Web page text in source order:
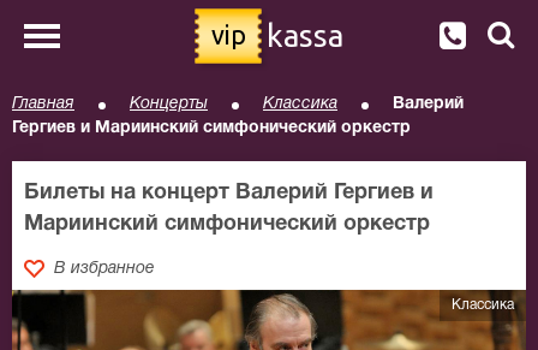
vip kassa
Главная Концерты Классика
Валерий
Гергиев и Мариинский симфонический оркестр
Билеты на концерт Валерий Гергиев и
Мариинский симфонический оркестр
В избранное
Классика